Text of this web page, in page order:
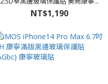
NT$1,190